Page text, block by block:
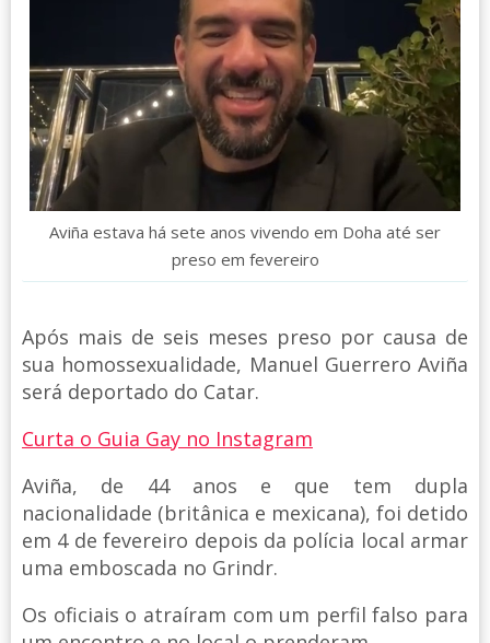
Aviña estava há sete anos vivendo em Doha até ser
preso em fevereiro
Após mais de seis meses preso por causa de
sua homossexualidade, Manuel Guerrero Aviña
será deportado do Catar.
Curta o Guia Gay no Instagram
Aviña, de 44 anos e que tem dupla
nacionalidade (britânica e mexicana), foi detido
em 4 de fevereiro depois da polícia local armar
uma emboscada no Grindr.
Os oficiais o atraíram com um perfil falso para